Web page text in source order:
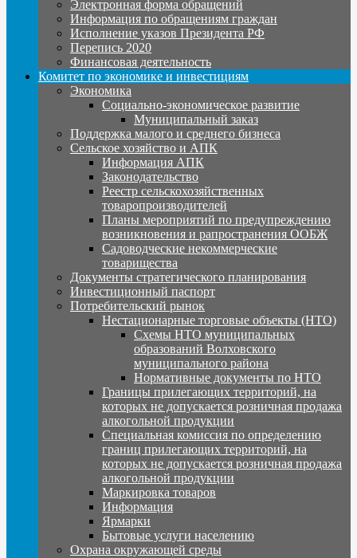
Электронная форма обращений
Информация по обращениям граждан
Исполнение указов Президента РФ
Перепись 2020
Финансовая деятельность
Комитет по экономике и инвестициям
Экономика
Социально-экономическое развитие
Муниципальный заказ
Поддержка малого и среднего бизнеса
Сельское хозяйство и АПК
Информация АПК
Законодательство
Реестр сельскохозяйственных
товаропроизводителей
Планы мероприятий по предупреждению
возникновения и рапространения ООБЖ
Садоводческие некоммерческие
товарищества
Документы стратегического планирования
Инвестиционный паспорт
Потребительский рынок
Нестационарные торговые объекты (НТО)
Схемы НТО муниципальных
образований Волховского
муниципального района
Нормативные документы по НТО
Границы прилегающих территорий, на
которых не допускается розничная продажа
алкогольной продукции
Специальная комиссия по определению
границ прилегающих территорий, на
которых не допускается розничная продажа
алкогольной продукции
Маркировка товаров
Информация
Ярмарки
Бытовые услуги населению
Охрана окружающей среды